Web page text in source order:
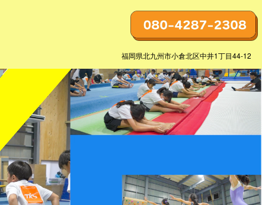
福岡県北九州市小倉北区中井1丁目44-12